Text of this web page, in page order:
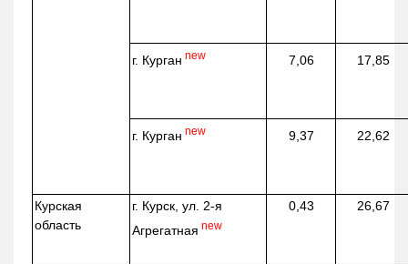
г. Курган new 7,06 17,85
г. Курган new 9,37 22,62
Курская
область
г. Курск, ул. 2-я
Агрегатная new
0,43 26,67